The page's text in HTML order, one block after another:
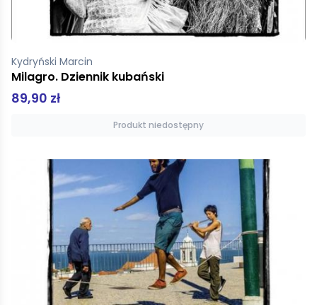
Kydryński Marcin
Milagro. Dziennik kubański
89,90 zł
Produkt niedostępny